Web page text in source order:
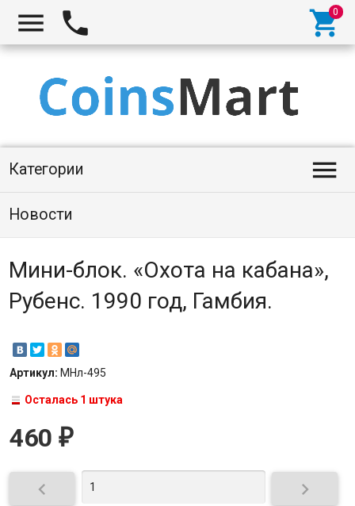
  
Категории 
Новости
Мини-блок. «Охота на кабана»,
Рубенс. 1990 год, Гамбия.
Артикул: МНл-495
Осталась 1 штука
460 ₽
 